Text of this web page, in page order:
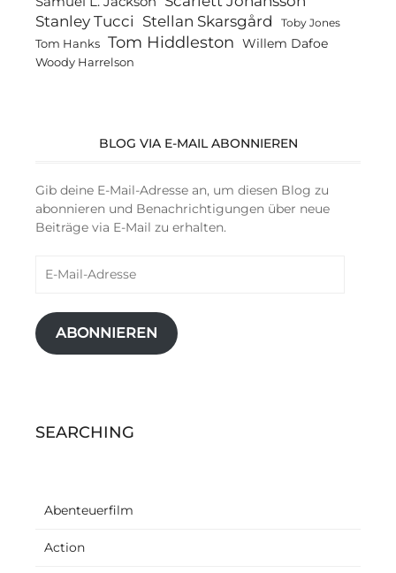
Stanley Tucci Stellan Skarsgård Toby Jones
Tom Hanks Tom Hiddleston Willem Dafoe
Woody Harrelson
BLOG VIA E-MAIL ABONNIEREN
Gib deine E-Mail-Adresse an, um diesen Blog zu
abonnieren und Benachrichtigungen über neue
Beiträge via E-Mail zu erhalten.
Mail-
ABONNIEREN
SEARCHING
Abenteuerfilm
Action